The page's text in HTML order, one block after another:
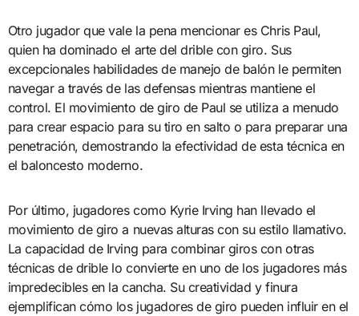
Otro jugador que vale la pena mencionar es Chris Paul,
quien ha dominado el arte del drible con giro. Sus
excepcionales habilidades de manejo de balón le permiten
navegar a través de las defensas mientras mantiene el
control. El movimiento de giro de Paul se utiliza a menudo
para crear espacio para su tiro en salto o para preparar una
penetración, demostrando la efectividad de esta técnica en
el baloncesto moderno.
Por último, jugadores como Kyrie Irving han llevado el
movimiento de giro a nuevas alturas con su estilo llamativo.
La capacidad de Irving para combinar giros con otras
técnicas de drible lo convierte en uno de los jugadores más
impredecibles en la cancha. Su creatividad y finura
ejemplifican cómo los jugadores de giro pueden influir en el